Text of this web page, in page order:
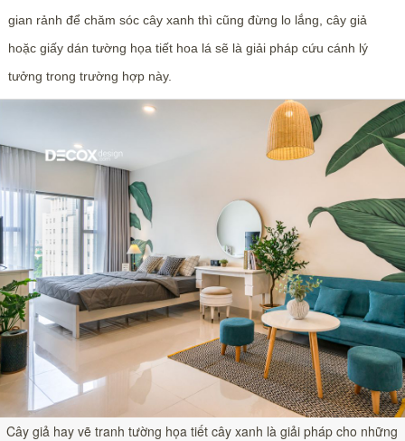
gian rảnh để chăm sóc cây xanh thì cũng đừng lo lắng, cây giả
hoặc giấy dán tường họa tiết hoa lá sẽ là giải pháp cứu cánh lý
tưởng trong trường hợp này.
Cây giả hay vẽ tranh tường họa tiết cây xanh là giải pháp cho những